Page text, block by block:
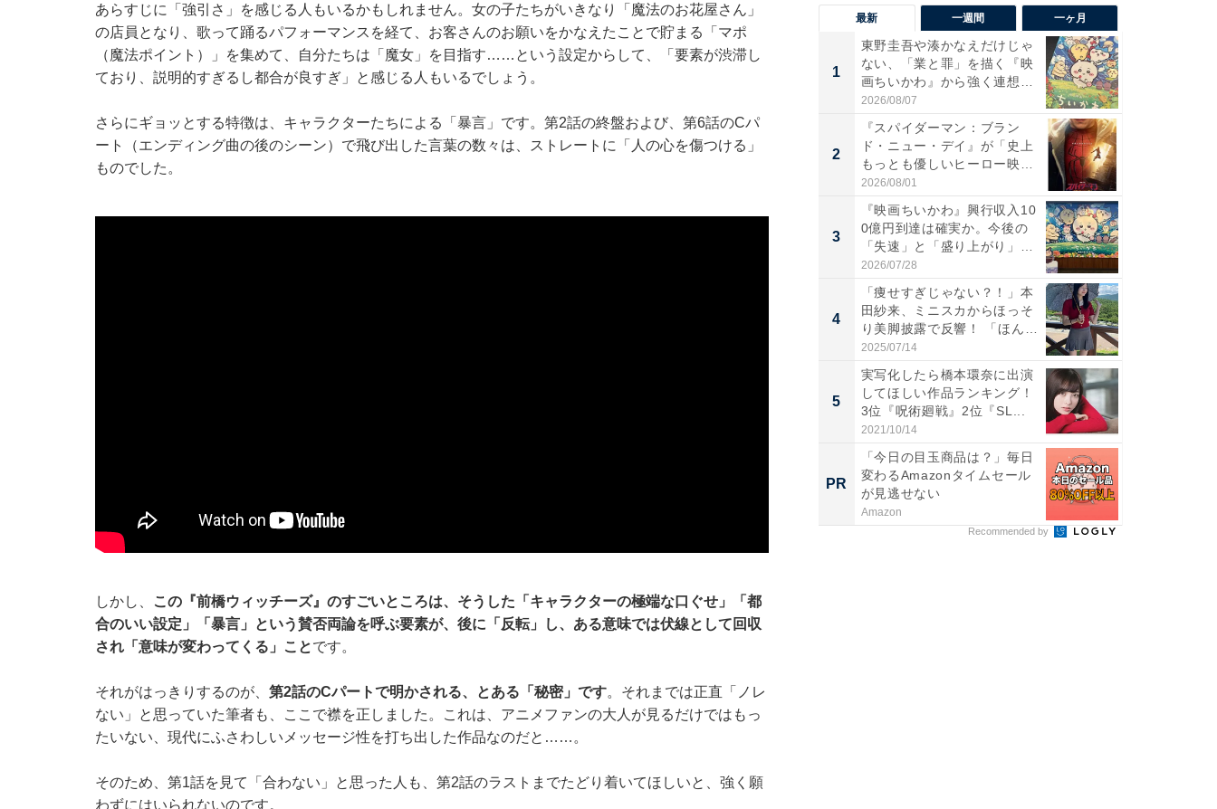
あらすじに「強引さ」を感じる人もいるかもしれません。女の子たちがいきなり「魔法のお花屋さん」
の店員となり、歌って踊るパフォーマンスを経て、お客さんのお願いをかなえたことで貯まる「マポ
（魔法ポイント）」を集めて、自分たちは「魔女」を目指す……という設定からして、「要素が渋滞し
ており、説明的すぎるし都合が良すぎ」と感じる人もいるでしょう。
さらにギョッとする特徴は、キャラクターたちによる「暴言」です。第2話の終盤および、第6話のCパ
ート（エンディング曲の後のシーン）で飛び出した言葉の数々は、ストレートに「人の心を傷つける」
ものでした。
しかし、
この『前橋ウィッチーズ』のすごいところは、そうした「キャラクターの極端な口ぐせ」「都
合のいい設定」「暴言」という賛否両論を呼ぶ要素が、後に「反転」し、ある意味では伏線として回収
され「意味が変わってくる」ことです。
それがはっきりするのが、 第2話のCパートで明かされる、とある「秘密」です。それまでは正直「ノレ
ない」と思っていた筆者も、ここで襟を正しました。これは、アニメファンの大人が見るだけではもっ
たいない、現代にふさわしいメッセージ性を打ち出した作品なのだと……。
そのため、第1話を見て「合わない」と思った人も、第2話のラストまでたどり着いてほしいと、強く願
わずにはいられないのです。
最新 一週間 一ヶ月
1
東野圭吾や湊かなえだけじゃ
ない、「業と罪」を描く『映
画ちいかわ』から強く連想し
た...
2026/08/07
2
『スパイダーマン：ブラン
ド・ニュー・デイ』が「史上
もっとも優しいヒーロー映
画」に...
2026/08/01
3
『映画ちいかわ』興行収入10
0億円到達は確実か。今後の
「失速」と「盛り上がり」
が...
2026/07/28
4
「痩せすぎじゃない？！」本
田紗来、ミニスカからほっそ
り美脚披露で反響！ 「ほん
と...
2025/07/14
5
実写化したら橋本環奈に出演
してほしい作品ランキング！
3位『呪術廻戦』2位『SL...
2021/10/14
PR
「今日の目玉商品は？」毎日
変わるAmazonタイムセール
が見逃せない
Amazon
Recommended by